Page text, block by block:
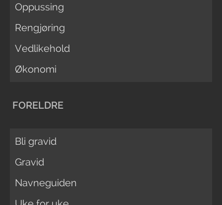
Oppussing
Rengjøring
Vedlikehold
Økonomi
FORELDRE
Bli gravid
Gravid
Navneguiden